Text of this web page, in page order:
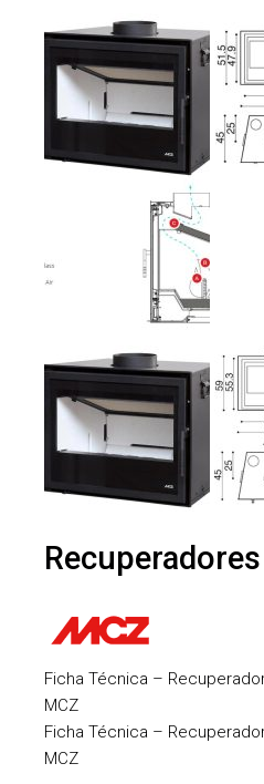
Ficha Técnica –
MCZ
Ficha Técnica –
MCZ